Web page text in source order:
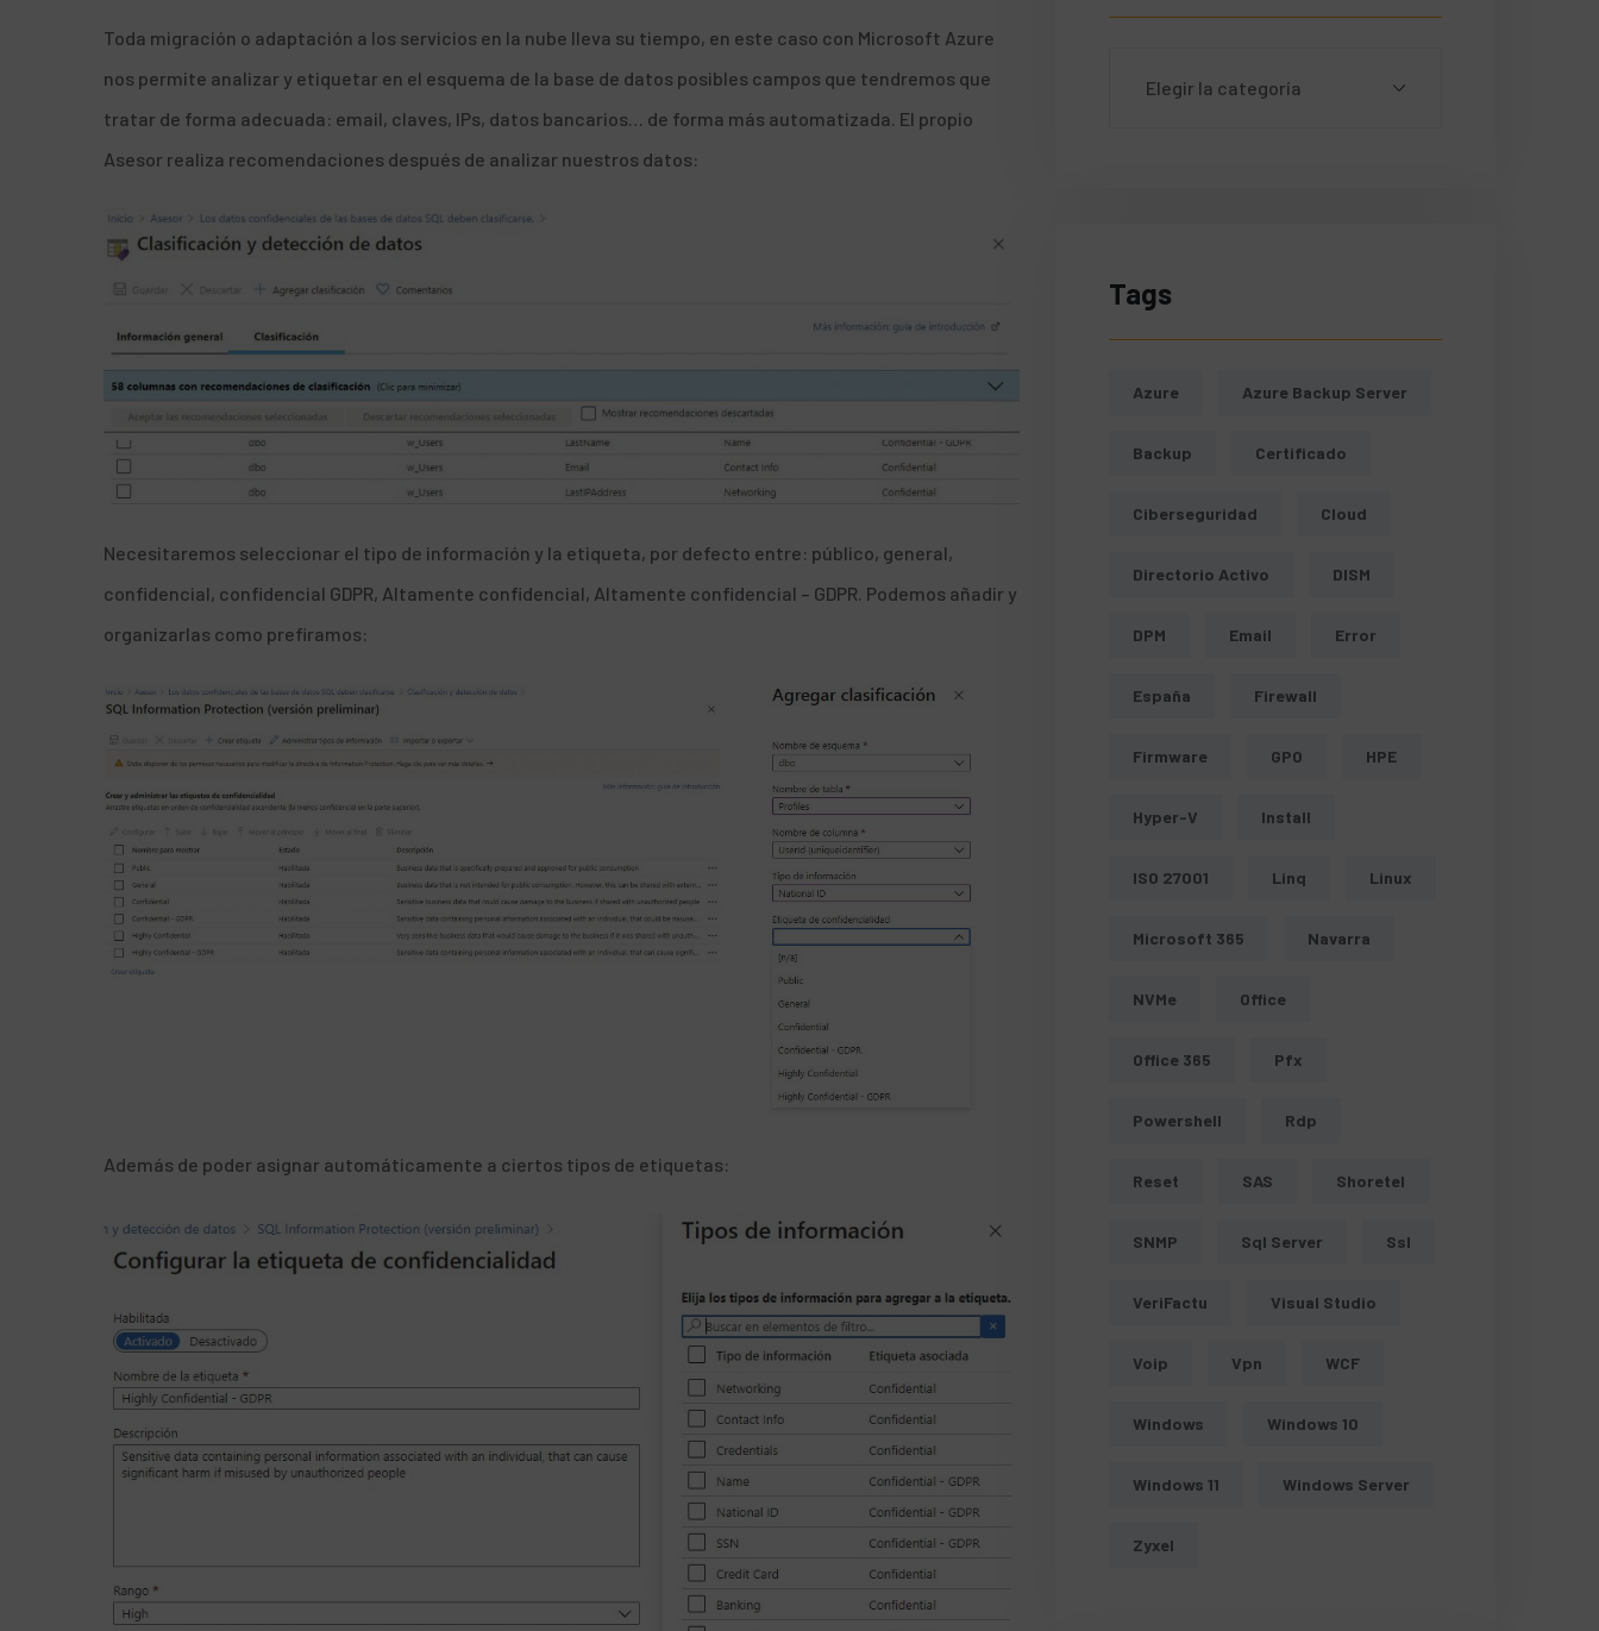
Toda migración o adaptación a los servicios en la nube lleva su tiempo, en este caso con Microsoft Azure
nos permite analizar y etiquetar en el esquema de la base de datos posibles campos que tendremos que
tratar de forma adecuada: email, claves, IPs, datos bancarios… de forma más automatizada. El propio
Asesor realiza recomendaciones después de analizar nuestros datos:
Necesitaremos seleccionar el tipo de información y la etiqueta, por defecto entre: público, general,
confidencial, confidencial GDPR, Altamente confidencial, Altamente confidencial – GDPR. Podemos añadir y
organizarlas como prefiramos:
Además de poder asignar automáticamente a ciertos tipos de etiquetas:
Tags
Azure Azure Backup Server
Backup Certificado
Ciberseguridad Cloud
Directorio Activo DISM
DPM Email Error
España Firewall
Firmware GPO HPE
Hyper-V Install
ISO 27001 Linq Linux
Microsoft 365 Navarra
NVMe Office
Office 365 Pfx
Powershell Rdp
Reset SAS Shoretel
SNMP Sql Server Ssl
VeriFactu Visual Studio
Voip Vpn WCF
Windows Windows 10
Windows 11 Windows Server
Zyxel